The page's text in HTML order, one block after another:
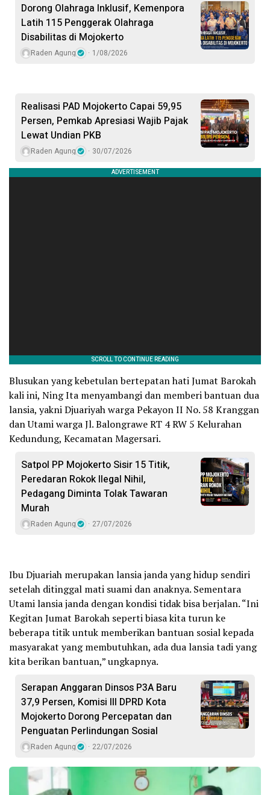
Dorong Olahraga Inklusif, Kemenpora
Latih 115 Penggerak Olahraga
Disabilitas di Mojokerto
Raden Agung 1/08/2026
Realisasi PAD Mojokerto Capai 59,95
Persen, Pemkab Apresiasi Wajib Pajak
Lewat Undian PKB
Raden Agung 30/07/2026
Blusukan yang kebetulan bertepatan hati Jumat Barokah
kali ini, Ning Ita menyambangi dan memberi bantuan dua
lansia, yakni Djuariyah warga Pekayon II No. 58 Kranggan
dan Utami warga Jl. Balongrawe RT 4 RW 5 Kelurahan
Kedundung, Kecamatan Magersari.
Satpol PP Mojokerto Sisir 15 Titik,
Peredaran Rokok Ilegal Nihil,
Pedagang Diminta Tolak Tawaran
Murah
Raden Agung 27/07/2026
Ibu Djuariah merupakan lansia janda yang hidup sendiri
setelah ditinggal mati suami dan anaknya. Sementara
Utami lansia janda dengan kondisi tidak bisa berjalan. “Ini
Kegitan Jumat Barokah seperti biasa kita turun ke
beberapa titik untuk memberikan bantuan sosial kepada
masyarakat yang membutuhkan, ada dua lansia tadi yang
kita berikan bantuan,” ungkapnya.
Serapan Anggaran Dinsos P3A Baru
37,9 Persen, Komisi III DPRD Kota
Mojokerto Dorong Percepatan dan
Penguatan Perlindungan Sosial
Raden Agung 22/07/2026